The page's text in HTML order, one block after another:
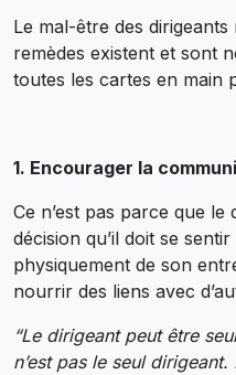
Le mal-être des dirigeants
remèdes existent et sont
toutes les cartes en main
1. Encourager la
Ce n’est pas parce que le
décision qu’il doit se
physiquement de son
nourrir des liens avec
“Le dirigeant peut être
n’est pas le seul